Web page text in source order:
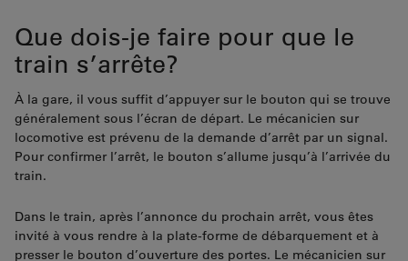
Que dois-je faire pour que le
train s’arrête?
À la gare, il vous suffit d’appuyer sur le bouton qui se trouve
généralement sous l’écran de départ. Le mécanicien sur
locomotive est prévenu de la demande d’arrêt par un signal.
Pour confirmer l’arrêt, le bouton s’allume jusqu’à l’arrivée du
train.
Dans le train, après l’annonce du prochain arrêt, vous êtes
invité à vous rendre à la plate-forme de débarquement et à
presser le bouton d’ouverture des portes. Le mécanicien sur